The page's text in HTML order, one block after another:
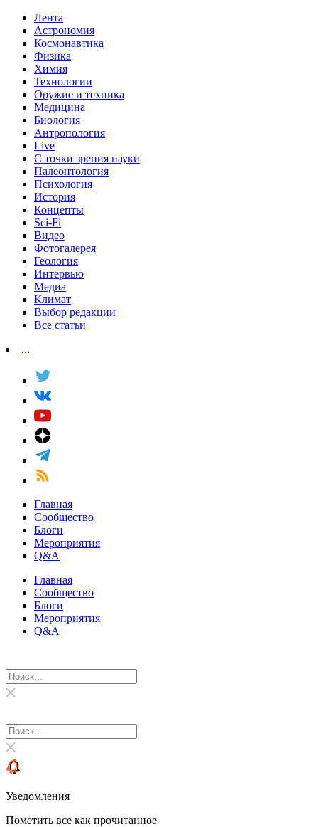
Лента
Астрономия
Космонавтика
Физика
Химия
Технологии
Оружие и техника
Медицина
Биология
Антропология
Live
С точки зрения науки
Палеонтология
Психология
История
Концепты
Sci-Fi
Видео
Фотогалерея
Геология
Интервью
Медиа
Климат
Выбор редакции
Все статьи
...
Главная
Сообщество
Блоги
Мероприятия
Q&A
Главная
Сообщество
Блоги
Мероприятия
Q&A
Уведомления
Пометить все как прочитанное